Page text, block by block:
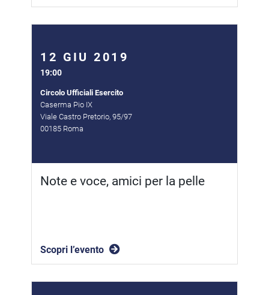
12 GIU 2019
19:00
Circolo Ufficiali Esercito
Caserma Pio IX
Viale Castro Pretorio, 95/97
00185 Roma
Note e voce, amici per la pelle
Scopri l’evento